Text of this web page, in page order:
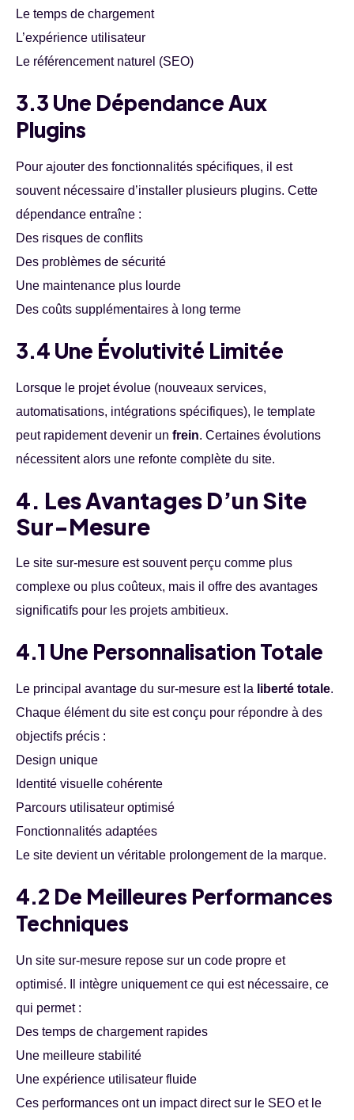
Le temps de chargement
L’expérience utilisateur
Le référencement naturel (SEO)
3.3 Une Dépendance Aux
Plugins
Pour ajouter des fonctionnalités spécifiques, il est
souvent nécessaire d’installer plusieurs plugins. Cette
dépendance entraîne :
Des risques de conflits
Des problèmes de sécurité
Une maintenance plus lourde
Des coûts supplémentaires à long terme
3.4 Une Évolutivité Limitée
Lorsque le projet évolue (nouveaux services,
automatisations, intégrations spécifiques), le template
peut rapidement devenir un frein. Certaines évolutions
nécessitent alors une refonte complète du site.
4. Les Avantages D’un Site
Sur-Mesure
Le site sur-mesure est souvent perçu comme plus
complexe ou plus coûteux, mais il offre des avantages
significatifs pour les projets ambitieux.
4.1 Une Personnalisation Totale
Le principal avantage du sur-mesure est la liberté totale.
Chaque élément du site est conçu pour répondre à des
objectifs précis :
Design unique
Identité visuelle cohérente
Parcours utilisateur optimisé
Fonctionnalités adaptées
Le site devient un véritable prolongement de la marque.
4.2 De Meilleures Performances
Techniques
Un site sur-mesure repose sur un code propre et
optimisé. Il intègre uniquement ce qui est nécessaire, ce
qui permet :
Des temps de chargement rapides
Une meilleure stabilité
Une expérience utilisateur fluide
Ces performances ont un impact direct sur le SEO et le